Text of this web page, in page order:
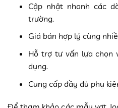
Cập nhật nhanh các
trường.
Giá bán hợp lý cùng
Hỗ trợ tư vấn lựa chọn
dụng.
Cung cấp đầy đủ phụ